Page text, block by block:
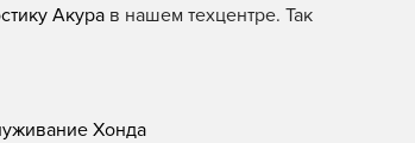
Акура в нашем техцентре. Так
Хонда